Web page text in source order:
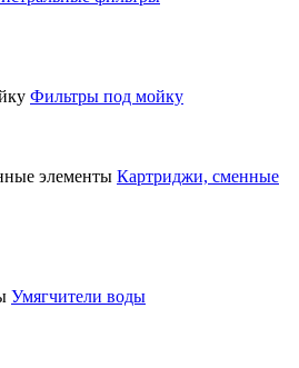
Фильтры под мойку
Картриджи, сменные
Умягчители воды